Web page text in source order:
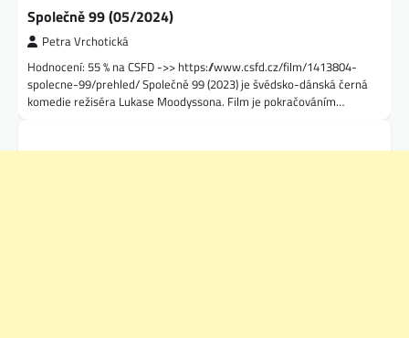
Společně 99 (05/2024)
Petra Vrchotická
Hodnocení: 55 % na CSFD ->> https://www.csfd.cz/film/1413804-
spolecne-99/prehled/ Společně 99 (2023) je švédsko-dánská černá
komedie režiséra Lukase Moodyssona. Film je pokračováním…